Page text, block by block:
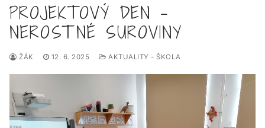
Hledat:
PROJEKTOVÝ DEN –
NEROSTNÉ SUROVINY
ŽÁK 12. 6. 2025 AKTUALITY - ŠKOLA